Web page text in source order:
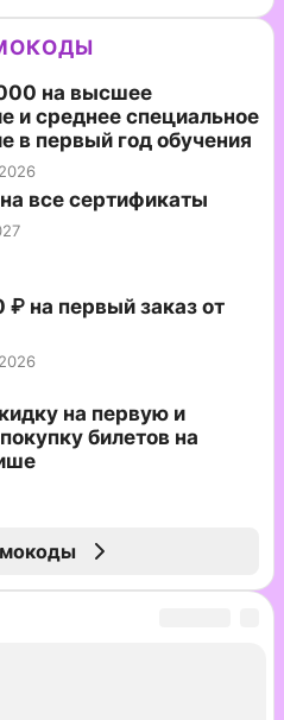
на высшее
и среднее специальное
в первый год обучения
все сертификаты
на первый заказ от
на первую и
билетов на